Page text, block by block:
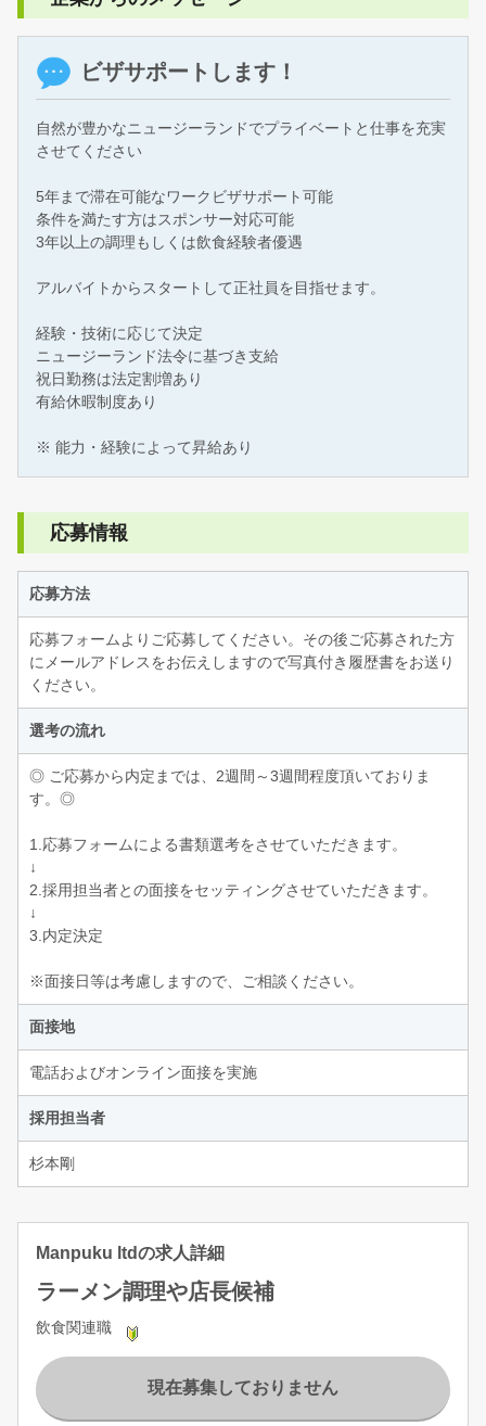
ビザサポートします！
自然が豊かなニュージーランドでプライベートと仕事を充実
させてください
5年まで滞在可能なワークビザサポート可能
条件を満たす方はスポンサー対応可能
3年以上の調理もしくは飲食経験者優遇
アルバイトからスタートして正社員を目指せます。
経験・技術に応じて決定
ニュージーランド法令に基づき支給
祝日勤務は法定割増あり
有給休暇制度あり
※ 能力・経験によって昇給あり
応募情報
応募方法
応募フォームよりご応募してください。その後ご応募された方
にメールアドレスをお伝えしますので写真付き履歴書をお送り
ください。
選考の流れ
◎ ご応募から内定までは、2週間～3週間程度頂いておりま
す。◎
1.応募フォームによる書類選考をさせていただきます。
↓
2.採用担当者との面接をセッティングさせていただきます。
↓
3.内定決定
※面接日等は考慮しますので、ご相談ください。
面接地
電話およびオンライン面接を実施
採用担当者
杉本剛
Manpuku ltdの求人詳細
ラーメン調理や店長候補
飲食関連職
現在募集しておりません